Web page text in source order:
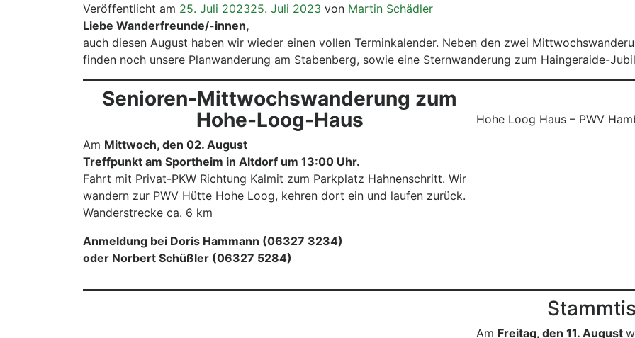
Veröffentlicht am 25. Juli 202325. Juli 2023 von Martin Schädler
Liebe Wanderfreunde/-innen,
auch diesen August haben wir wieder einen vollen Terminkalender. Neben den zwei
finden noch unsere Planwanderung am Stabenberg, sowie eine Sternwanderung zum Haingeraide-
Senioren-Mittwochswanderung zum
Hohe-Loog-Haus
Am Mittwoch, den 02. August
Treffpunkt am Sportheim in Altdorf um 13:00 Uhr.
Fahrt mit Privat-PKW Richtung Kalmit zum Parkplatz Hahnenschritt. Wir
wandern zur PWV Hütte Hohe Loog, kehren dort ein und laufen zurück.
Wanderstrecke ca. 6 km
Anmeldung bei Doris Hammann (06327 3234)
oder Norbert Schüßler (06327 5284)
Hohe Loog Haus – PWV
Am Freitag, den 11. August